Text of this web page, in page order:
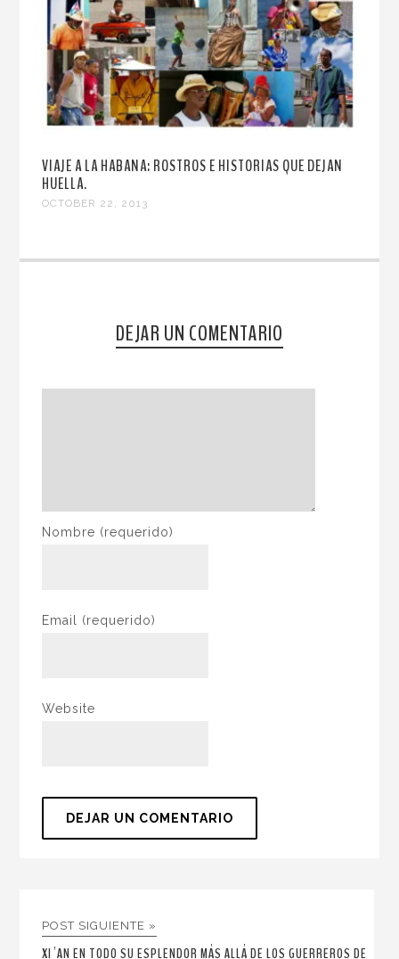
VIAJE A LA HABANA: ROSTROS E HISTORIAS QUE DEJAN
HUELLA.
OCTOBER 22, 2013
DEJAR UN COMENTARIO
Nombre (requerido)
Email (requerido)
Website
POST SIGUIENTE »
XI´AN EN TODO SU ESPLENDOR MÁS ALLÁ DE LOS GUERREROS DE